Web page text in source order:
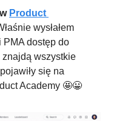
Product
wysłałem
dostęp do
znajdą wszystkie
się na
Academy 🤩😀